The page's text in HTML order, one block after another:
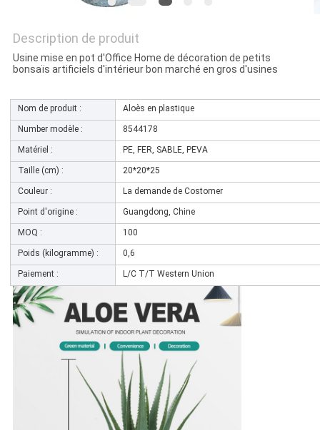
CONFIDENTIALITÉ
Description de produit
Usine mise en pot d'Office Home de décoration de petits
bonsaïs artificiels d'intérieur bon marché en gros d'usines
Nom de produit : Aloès en plastique
Number modèle : 8544178
Matériel : PE, FER, SABLE, PEVA
Taille (cm) : 20*20*25
Couleur : La demande de Costomer
Point d'origine : Guangdong, Chine
MOQ : 100
Poids (kilogramme) : 0,6
Paiement : L/C T/T Western Union